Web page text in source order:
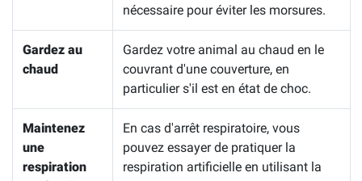
nécessaire pour éviter les morsures.
Gardez au
chaud
Gardez votre animal au chaud en le
couvrant d'une couverture, en
particulier s'il est en état de choc.
Maintenez
une
respiration
En cas d'arrêt respiratoire, vous
pouvez essayer de pratiquer la
respiration artificielle en utilisant la